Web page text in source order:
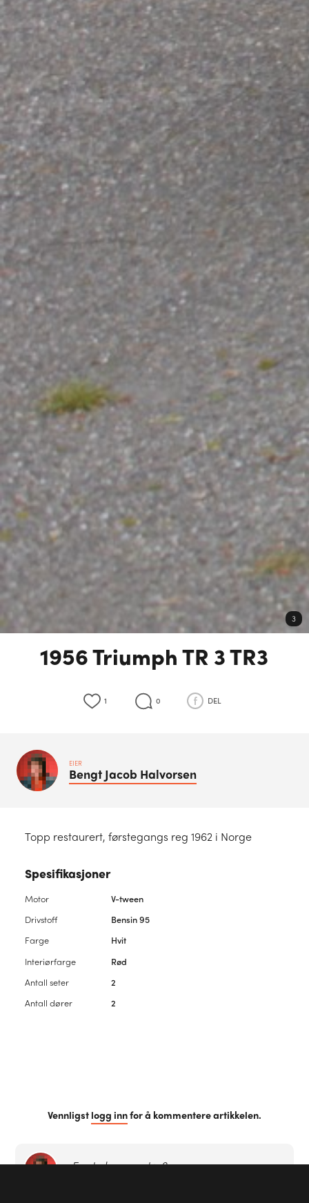
3
1956 Triumph TR 3 TR3
1 0 DEL
EIER
Bengt Jacob Halvorsen
Topp restaurert, førstegangs reg 1962 i Norge
Spesifikasjoner
Motor
V-tween
Drivstoff
Bensin 95
Farge
Hvit
Interiørfarge
Rød
Antall seter
2
Antall dører
2
Vennligst logg innfor å kommentere artikkelen.
Første kommentar?